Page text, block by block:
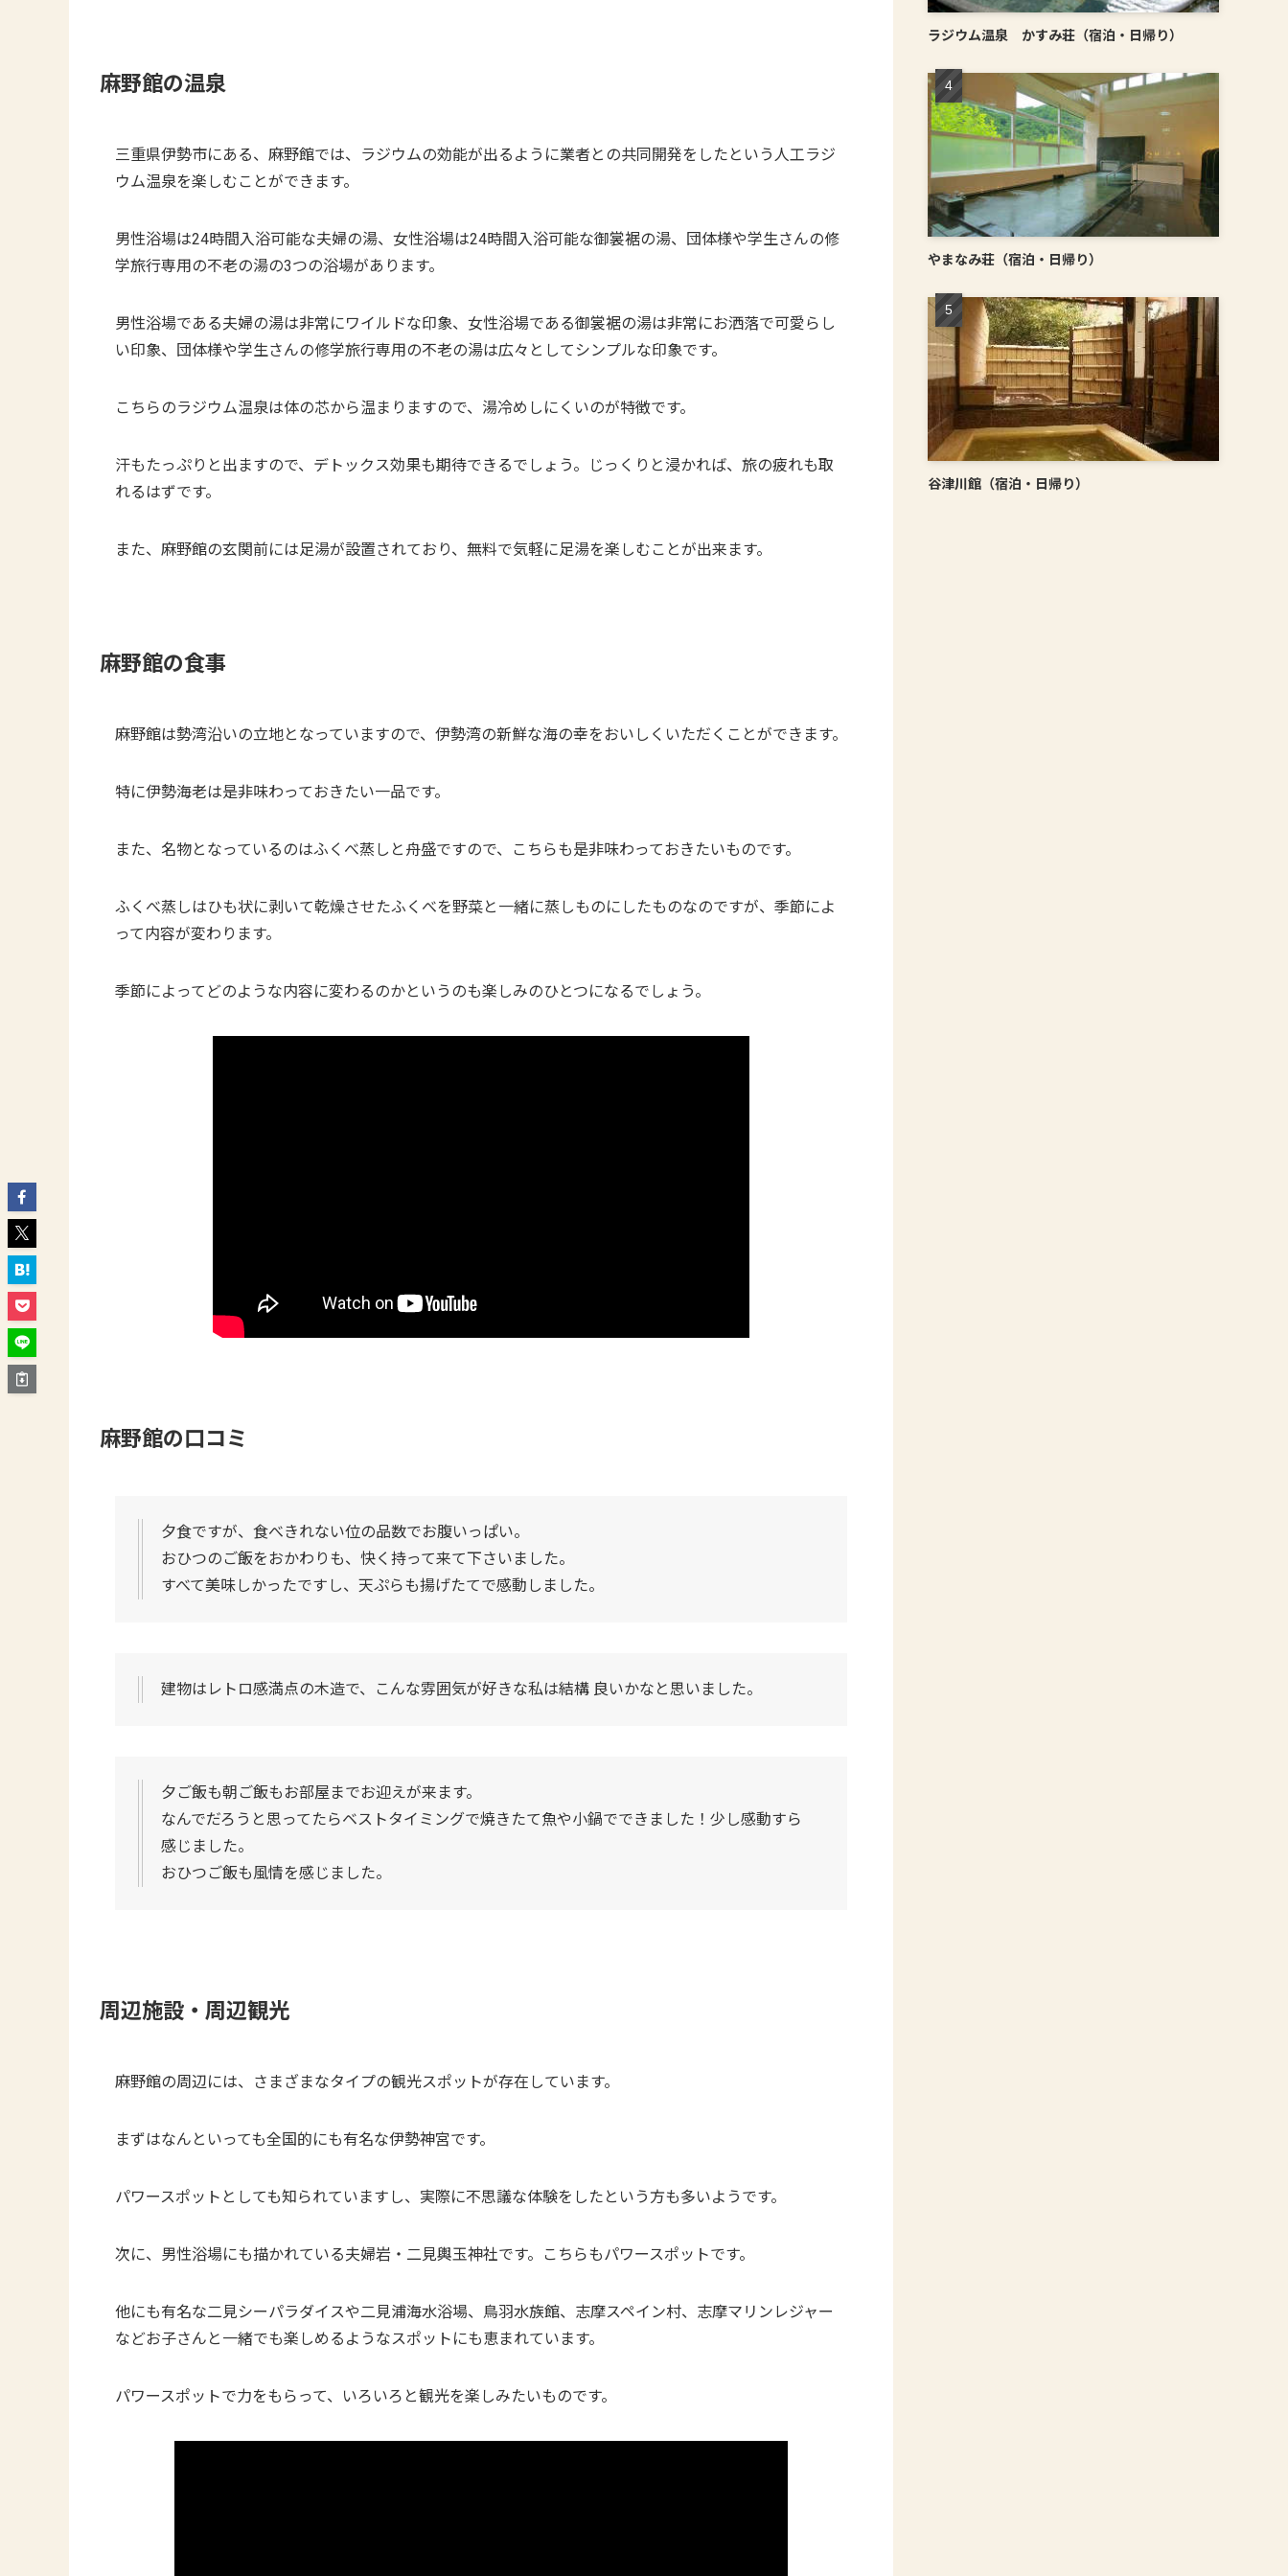
麻野館の温泉
三重県伊勢市にある、麻野館では、ラジウムの効能が出るように業者との共同開発をしたという人工ラジ
ウム温泉を楽しむことができます。
男性浴場は24時間入浴可能な夫婦の湯、女性浴場は24時間入浴可能な御裳裾の湯、団体様や学生さんの修
学旅行専用の不老の湯の3つの浴場があります。
男性浴場である夫婦の湯は非常にワイルドな印象、女性浴場である御裳裾の湯は非常にお洒落で可愛らし
い印象、団体様や学生さんの修学旅行専用の不老の湯は広々としてシンプルな印象です。
こちらのラジウム温泉は体の芯から温まりますので、湯冷めしにくいのが特徴です。
汗もたっぷりと出ますので、デトックス効果も期待できるでしょう。じっくりと浸かれば、旅の疲れも取
れるはずです。
また、麻野館の玄関前には足湯が設置されており、無料で気軽に足湯を楽しむことが出来ます。
麻野館の食事
麻野館は勢湾沿いの立地となっていますので、伊勢湾の新鮮な海の幸をおいしくいただくことができます。
特に伊勢海老は是非味わっておきたい一品です。
また、名物となっているのはふくべ蒸しと舟盛ですので、こちらも是非味わっておきたいものです。
ふくべ蒸しはひも状に剥いて乾燥させたふくべを野菜と一緒に蒸しものにしたものなのですが、季節によ
って内容が変わります。
季節によってどのような内容に変わるのかというのも楽しみのひとつになるでしょう。
麻野館の口コミ
夕食ですが、食べきれない位の品数でお腹いっぱい。
おひつのご飯をおかわりも、快く持って来て下さいました。
すべて美味しかったですし、天ぷらも揚げたてで感動しました。
建物はレトロ感満点の木造で、こんな雰囲気が好きな私は結構 良いかなと思いました。
夕ご飯も朝ご飯もお部屋までお迎えが来ます。
なんでだろうと思ってたらベストタイミングで焼きたて魚や小鍋でできました！少し感動すら
感じました。
おひつご飯も風情を感じました。
周辺施設・周辺観光
麻野館の周辺には、さまざまなタイプの観光スポットが存在しています。
まずはなんといっても全国的にも有名な伊勢神宮です。
パワースポットとしても知られていますし、実際に不思議な体験をしたという方も多いようです。
次に、男性浴場にも描かれている夫婦岩・二見輿玉神社です。こちらもパワースポットです。
他にも有名な二見シーパラダイスや二見浦海水浴場、鳥羽水族館、志摩スペイン村、志摩マリンレジャー
などお子さんと一緒でも楽しめるようなスポットにも恵まれています。
パワースポットで力をもらって、いろいろと観光を楽しみたいものです。
ラジウム温泉 かすみ荘（宿泊・日帰り）
やまなみ荘（宿泊・日帰り）
谷津川館（宿泊・日帰り）